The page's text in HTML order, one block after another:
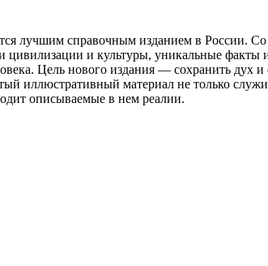
лучшим справочным изданием в России.
и культуры, уникальные
Цель нового издания — сохранить дух
иллюстративный материал не только
описываемые в нем реалии.